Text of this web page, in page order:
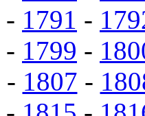
- 1791 -
- 1799 -
- 1807 -